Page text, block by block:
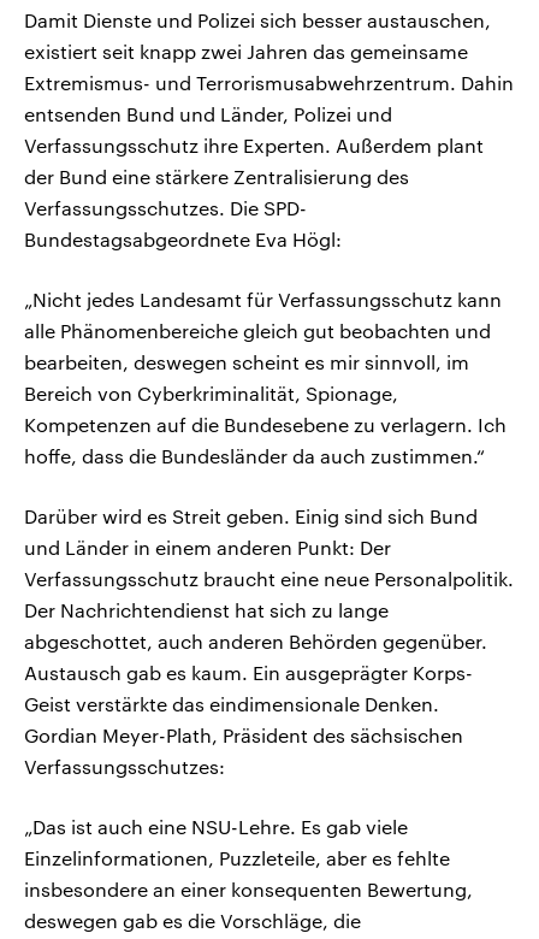
Damit Dienste und Polizei sich besser austauschen,
existiert seit knapp zwei Jahren das gemeinsame
Extremismus- und Terrorismusabwehrzentrum. Dahin
entsenden Bund und Länder, Polizei und
Verfassungsschutz ihre Experten. Außerdem plant
der Bund eine stärkere Zentralisierung des
Verfassungsschutzes. Die SPD-
Bundestagsabgeordnete Eva Högl:
„Nicht jedes Landesamt für Verfassungsschutz kann
alle Phänomenbereiche gleich gut beobachten und
bearbeiten, deswegen scheint es mir sinnvoll, im
Bereich von Cyberkriminalität, Spionage,
Kompetenzen auf die Bundesebene zu verlagern. Ich
hoffe, dass die Bundesländer da auch zustimmen.“
Darüber wird es Streit geben. Einig sind sich Bund
und Länder in einem anderen Punkt: Der
Verfassungsschutz braucht eine neue Personalpolitik.
Der Nachrichtendienst hat sich zu lange
abgeschottet, auch anderen Behörden gegenüber.
Austausch gab es kaum. Ein ausgeprägter Korps-
Geist verstärkte das eindimensionale Denken.
Gordian Meyer-Plath, Präsident des sächsischen
Verfassungsschutzes:
„Das ist auch eine NSU-Lehre. Es gab viele
Einzelinformationen, Puzzleteile, aber es fehlte
insbesondere an einer konsequenten Bewertung,
deswegen gab es die Vorschläge, die